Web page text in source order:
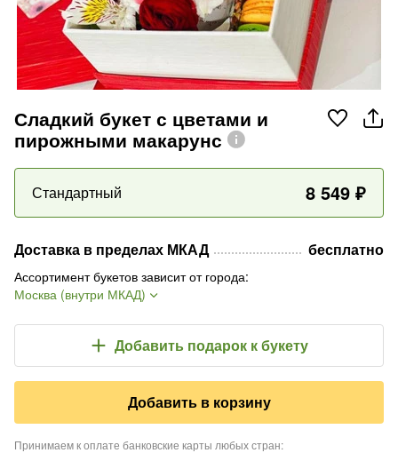
Сладкий букет с цветами и
пирожными макарунс
Стандартный 8 549 ₽
Доставка в пределах МКАД бесплатно
Ассортимент букетов зависит от города:
Москва (внутри МКАД)
Добавить подарок к букету
Добавить в корзину
Принимаем к оплате банковские карты любых стран: